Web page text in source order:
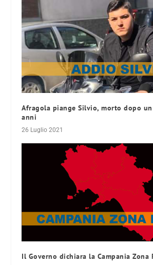
Afragola piange Silvio, morto dopo
anni
26 Luglio 2021
Il Governo dichiara la Campania Zona